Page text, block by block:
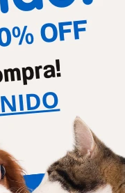
interesar